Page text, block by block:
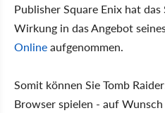
Publisher Square Enix hat
Wirkung in das Angebot
Onlineaufgenommen.
Somit können Sie Tomb
Browser spielen - auf